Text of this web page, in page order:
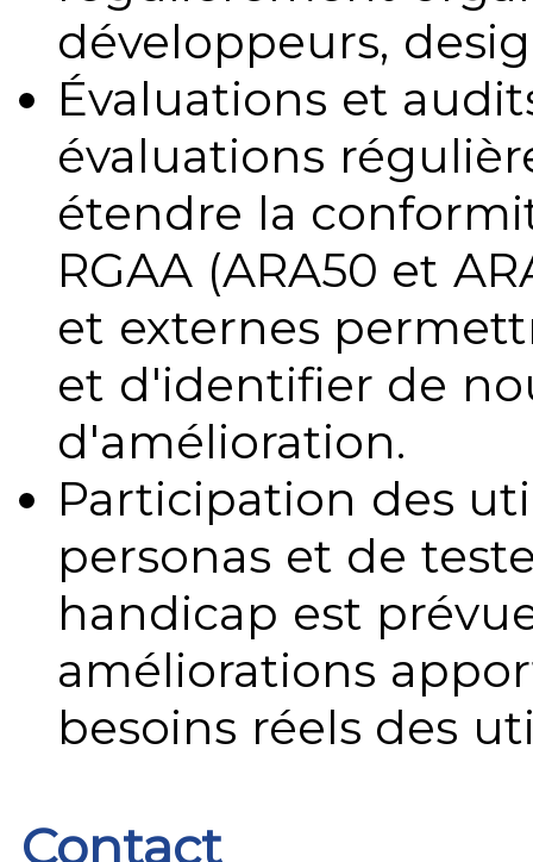
développeurs,
Évaluations et
évaluations
étendre la
RGAA (ARA50 et
et externes
et d'identifier de
d'amélioration.
Participation des
personas et de
handicap est
améliorations
besoins réels des
Contact